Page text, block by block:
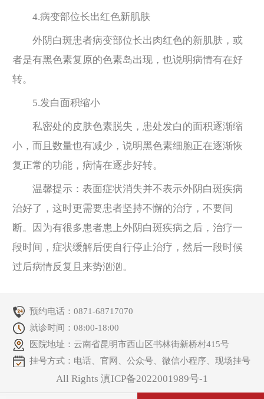
4.病变部位长出红色新肌肤
外阴白斑患者病变部位长出肉红色的新肌肤，或
者是有黑色素复原的色素岛出现，也说明病情有在好
转。
5.发白面积缩小
私密处的皮肤色素脱失，患处发白的面积逐渐缩
小，而且数量也有减少，说明黑色素细胞正在逐渐恢
复正常的功能，病情在逐步好转。
温馨提示：表面症状消失并不表示外阴白斑疾病
治好了，这时更需要患者坚持不懈的治疗，不要间
断。因为有很多患者患上外阴白斑疾病之后，治疗一
段时间，症状缓解后便自行停止治疗，然后一段时候
过后病情反复且来势汹汹。
预约电话：0871-68717070
就诊时间：08:00-18:00
医院地址：云南省昆明市西山区书林街新桥村415号
挂号方式：电话、官网、公众号、微信小程序、现场挂号
All Rights 滇ICP备2022001989号-1